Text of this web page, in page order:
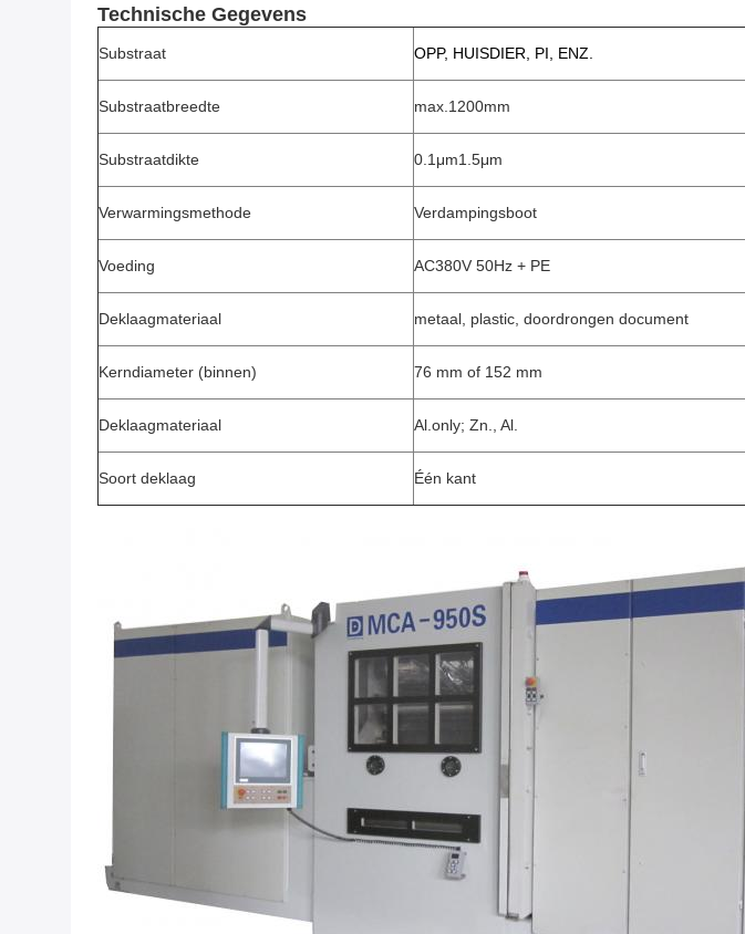
Technische Gegevens
Substraat OPP, HUISDIER, PI, ENZ.
Substraatbreedte max.1200mm
Substraatdikte 0.1μm1.5μm
Verwarmingsmethode Verdampingsboot
Voeding AC380V 50Hz + PE
Deklaagmateriaal metaal, plastic, doordrongen document
Kerndiameter (binnen) 76 mm of 152 mm
Deklaagmateriaal Al.only; Zn., Al.
Soort deklaag Één kant